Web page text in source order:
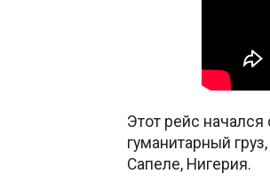
Этот рейс начался
гуманитарный
Сапеле, Нигерия.